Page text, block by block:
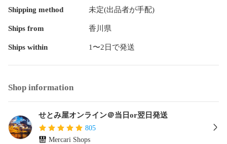
Shipping method 未定(出品者が手配)
Ships from 香川県
Ships within 1〜2日で発送
Shop information
せとみ屋オンライン＠当日or翌日発送
805
Mercari Shops